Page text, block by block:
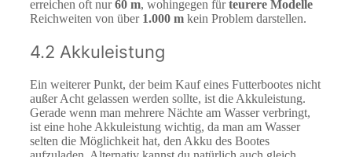
erreichen oft nur60 m, wohingegen fürteurere Modelle
Reichweiten von über 1.000 m kein Problem darstellen.
4.2 Akkuleistung
Ein weiterer Punkt, der beim Kauf eines Futterbootes nicht
außer Acht gelassen werden sollte, ist die Akkuleistung.
Gerade wenn man mehrere Nächte am Wasser verbringt,
ist eine hohe Akkuleistung wichtig, da man am Wasser
selten die Möglichkeit hat, den Akku des Bootes